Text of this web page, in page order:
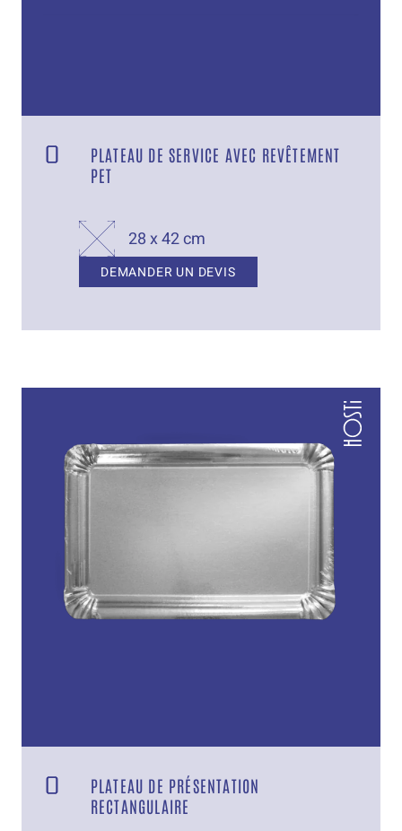
PLATEAU DE SERVICE AVEC REVÊTEMENT
PET
28 x 42 cm
DEMANDER UN DEVIS
PLATEAU DE PRÉSENTATION
RECTANGULAIRE